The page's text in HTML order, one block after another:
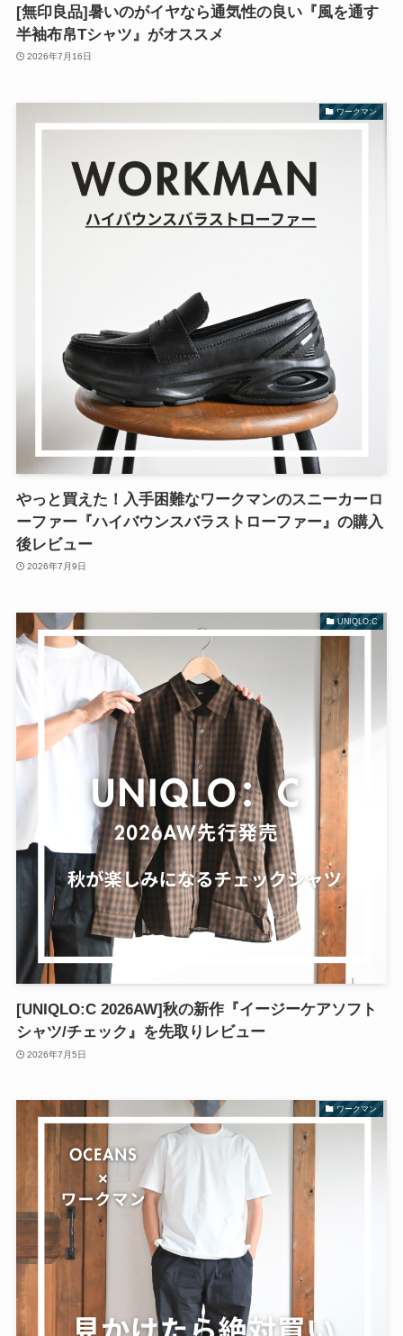
[無印良品]暑いのがイヤなら通気性の良い『風を通す
半袖布帛Tシャツ』がオススメ
2026年7月16日
ワークマン
やっと買えた！入手困難なワークマンのスニーカーロ
ーファー『ハイバウンスバラストローファー』の購入
後レビュー
2026年7月9日
UNIQLO:C
[UNIQLO:C 2026AW]秋の新作『イージーケアソフト
シャツ/チェック』を先取りレビュー
2026年7月5日
ワークマン